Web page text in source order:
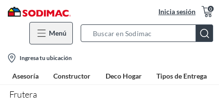
Inicia sesión 0
Menú
Bar
location-
icon
Ingresa tu ubicación
Asesoría Constructor Deco Hogar Tipos de Entrega
Frutera